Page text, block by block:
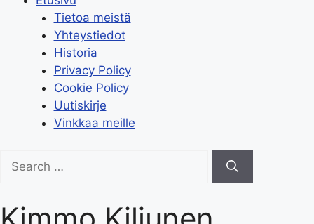
Tietoa meistä
Yhteystiedot
Historia
Privacy Policy
Cookie Policy
Uutiskirje
Vinkkaa meille
for: